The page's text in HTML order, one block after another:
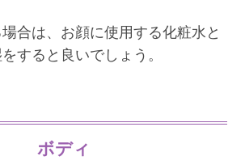
合は、お顔に使用する化粧水と
すると良いでしょう。
ボディ